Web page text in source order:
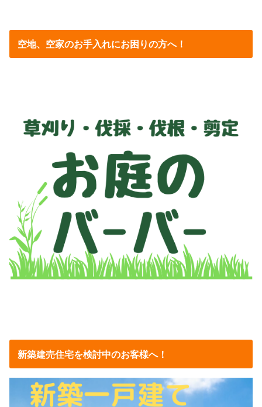
空地、空家のお手入れにお困りの方へ！
新築建売住宅を検討中のお客様へ！